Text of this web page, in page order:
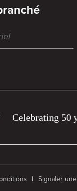
Celebrating 50
Signaler